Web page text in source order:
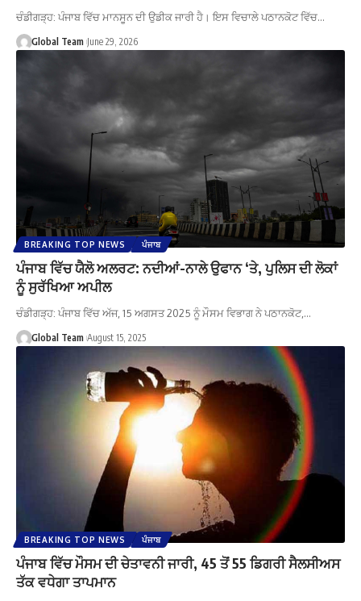
ਚੰਡੀਗੜ੍ਹ: ਪੰਜਾਬ ਵਿੱਚ ਮਾਨਸੂਨ ਦੀ ਉਡੀਕ ਜਾਰੀ ਹੈ। ਇਸ ਵਿਚਾਲੇ ਪਠਾਨਕੋਟ ਵਿੱਚ…
Global Team June 29, 2026
BREAKING TOP NEWS ਪੰਜਾਬ
ਪੰਜਾਬ ਵਿੱਚ ਯੈਲੋ ਅਲਰਟ: ਨਦੀਆਂ-ਨਾਲੇ ਉਫਾਨ ‘ਤੇ, ਪੁਲਿਸ ਦੀ ਲੋਕਾਂ
ਨੂੰ ਸੁਰੱਖਿਆ ਅਪੀਲ
ਚੰਡੀਗੜ੍ਹ: ਪੰਜਾਬ ਵਿੱਚ ਅੱਜ, 15 ਅਗਸਤ 2025 ਨੂੰ ਮੌਸਮ ਵਿਭਾਗ ਨੇ ਪਠਾਨਕੋਟ,…
Global Team August 15, 2025
BREAKING TOP NEWS ਪੰਜਾਬ
ਪੰਜਾਬ ਵਿੱਚ ਮੌਸਮ ਦੀ ਚੇਤਾਵਨੀ ਜਾਰੀ, 45 ਤੋਂ 55 ਡਿਗਰੀ ਸੈਲਸੀਅਸ
ਤੱਕ ਵਧੇਗਾ ਤਾਪਮਾਨ